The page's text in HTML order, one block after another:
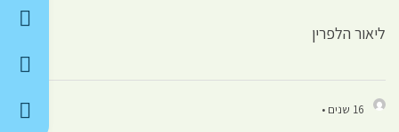
ליאור הלפרין
16 שנים •